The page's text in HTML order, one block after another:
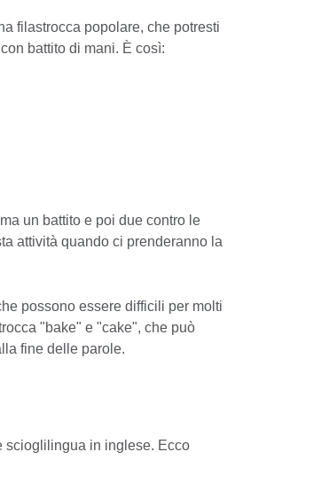
filastrocca popolare, che potresti
battito di mani. È così:
un battito e poi due contro le
attività quando ci prenderanno la
possono essere difficili per molti
"bake" e "cake", che può
fine delle parole.
scioglilingua in inglese. Ecco